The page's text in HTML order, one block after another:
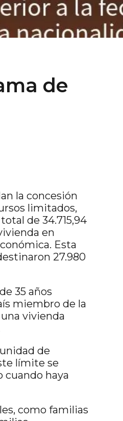
de
la concesión
limitados,
de 34.715,94
en
Esta
27.980
35 años
miembro de la
vivienda
de
límite se
cuando haya
como familias